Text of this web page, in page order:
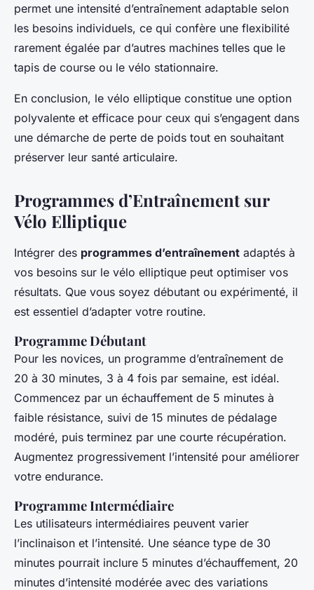
permet une intensité d’entraînement adaptable selon
les besoins individuels, ce qui confère une flexibilité
rarement égalée par d’autres machines telles que le
tapis de course ou le vélo stationnaire.
En conclusion, le vélo elliptique constitue une option
polyvalente et efficace pour ceux qui s’engagent dans
une démarche de perte de poids tout en souhaitant
préserver leur santé articulaire.
Programmes d’Entraînement sur
Vélo Elliptique
Intégrer des programmes d’entraînement adaptés à
vos besoins sur le vélo elliptique peut optimiser vos
résultats. Que vous soyez débutant ou expérimenté, il
est essentiel d’adapter votre routine.
Programme Débutant
Pour les novices, un programme d’entraînement de
20 à 30 minutes, 3 à 4 fois par semaine, est idéal.
Commencez par un échauffement de 5 minutes à
faible résistance, suivi de 15 minutes de pédalage
modéré, puis terminez par une courte récupération.
Augmentez progressivement l’intensité pour améliorer
votre endurance.
Programme Intermédiaire
Les utilisateurs intermédiaires peuvent varier
l’inclinaison et l’intensité. Une séance type de 30
minutes pourrait inclure 5 minutes d’échauffement, 20
minutes d’intensité modérée avec des variations